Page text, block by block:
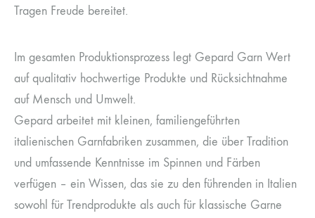
Tragen Freude bereitet.
Im gesamten Produktionsprozess legt Gepard Garn Wert
auf qualitativ hochwertige Produkte und Rücksichtnahme
auf Mensch und Umwelt.
Gepard arbeitet mit kleinen, familiengeführten
italienischen Garnfabriken zusammen, die über Tradition
und umfassende Kenntnisse im Spinnen und Färben
verfügen – ein Wissen, das sie zu den führenden in Italien
sowohl für Trendprodukte als auch für klassische Garne